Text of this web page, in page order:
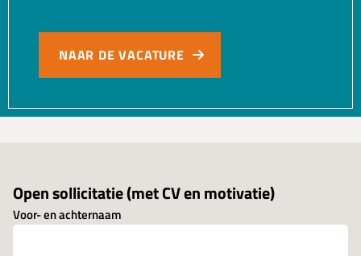
NAAR DE VACATURE
Open sollicitatie (met CV en motivatie)
Voor- en achternaam